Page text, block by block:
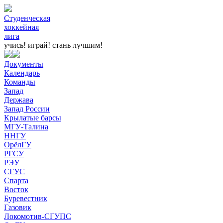
Студенческая
хоккейная
лига
учись! играй! стань лучшим!
Документы
Календарь
Команды
Запад
Держава
Запад России
Крылатые барсы
МГУ-Талина
ННГУ
ОрёлГУ
РГСУ
РЭУ
СГУС
Спарта
Восток
Буревестник
Газовик
Локомотив-СГУПС